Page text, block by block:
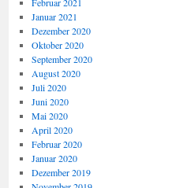
Februar 2021
Januar 2021
Dezember 2020
Oktober 2020
September 2020
August 2020
Juli 2020
Juni 2020
Mai 2020
April 2020
Februar 2020
Januar 2020
Dezember 2019